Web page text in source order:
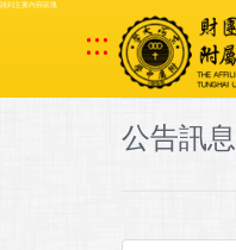
跳到主要內容區塊
:::
公告訊息